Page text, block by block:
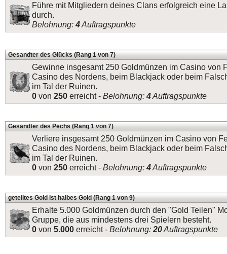
Führe mit Mitgliedern deines Clans erfolgreich eine
durch.
Belohnung:4Auftragspunkte
Gesandter des Glücks (Rang 1 von 7)
Gewinne insgesamt 250 Goldmünzen im Casino von
Casino des Nordens, beim Blackjack oder beim
im Tal der Ruinen.
0 von 250 erreicht - Belohnung:4Auftragspunkte
Gesandter des Pechs (Rang 1 von 7)
Verliere insgesamt 250 Goldmünzen im Casino von
Casino des Nordens, beim Blackjack oder beim
im Tal der Ruinen.
0 von 250 erreicht - Belohnung:4Auftragspunkte
geteiltes Gold ist halbes Gold (Rang 1 von 9)
Erhalte 5.000 Goldmünzen durch den "Gold Teilen"
Gruppe, die aus mindestens drei Spielern besteht.
0 von 5.000 erreicht - Belohnung: 20Auftragspunkte